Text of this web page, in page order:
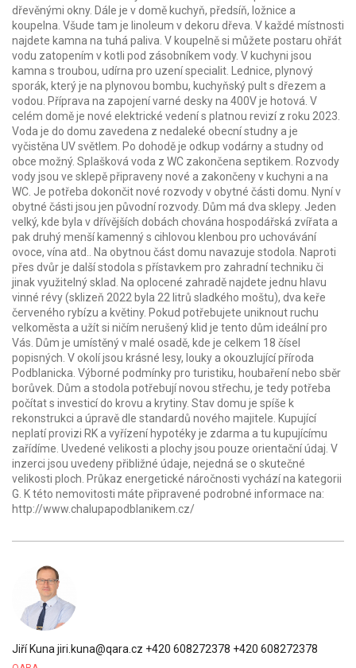
dřevěnými okny. Dále je v domě kuchyň, předsíň, ložnice a
koupelna. Všude tam je linoleum v dekoru dřeva. V každé místnosti
najdete kamna na tuhá paliva. V koupelně si můžete postaru ohřát
vodu zatopením v kotli pod zásobníkem vody. V kuchyni jsou
kamna s troubou, udírna pro uzení specialit. Lednice, plynový
sporák, který je na plynovou bombu, kuchyňský pult s dřezem a
vodou. Příprava na zapojení varné desky na 400V je hotová. V
celém domě je nové elektrické vedení s platnou revizí z roku 2023.
Voda je do domu zavedena z nedaleké obecní studny a je
vyčistěna UV světlem. Po dohodě je odkup vodárny a studny od
obce možný. Splašková voda z WC zakončena septikem. Rozvody
vody jsou ve sklepě připraveny nové a zakončeny v kuchyni a na
WC. Je potřeba dokončit nové rozvody v obytné části domu. Nyní v
obytné části jsou jen původní rozvody. Dům má dva sklepy. Jeden
velký, kde byla v dřívějších dobách chována hospodářská zvířata a
pak druhý menší kamenný s cihlovou klenbou pro uchovávání
ovoce, vína atd.. Na obytnou část domu navazuje stodola. Naproti
přes dvůr je další stodola s přístavkem pro zahradní techniku či
jinak využitelný sklad. Na oplocené zahradě najdete jednu hlavu
vinné révy (sklizeň 2022 byla 22 litrů sladkého moštu), dva keře
červeného rybízu a květiny. Pokud potřebujete uniknout ruchu
velkoměsta a užít si ničím nerušený klid je tento dům ideální pro
Vás. Dům je umístěný v malé osadě, kde je celkem 18 čísel
popisných. V okolí jsou krásné lesy, louky a okouzlující příroda
Podblanicka. Výborné podmínky pro turistiku, houbaření nebo sběr
borůvek. Dům a stodola potřebují novou střechu, je tedy potřeba
počítat s investicí do krovu a krytiny. Stav domu je spíše k
rekonstrukci a úpravě dle standardů nového majitele. Kupující
neplatí provizi RK a vyřízení hypotéky je zdarma a tu kupujícímu
zařídíme. Uvedené velikosti a plochy jsou pouze orientační údaj. V
inzerci jsou uvedeny přibližné údaje, nejedná se o skutečné
velikosti ploch. Průkaz energetické náročnosti vychází na kategorii
G. K této nemovitosti máte připravené podrobné informace na:
http://www.chalupapodblanikem.cz/
Jiří Kuna jiri.kuna@qara.cz +420 608272378 +420 608272378